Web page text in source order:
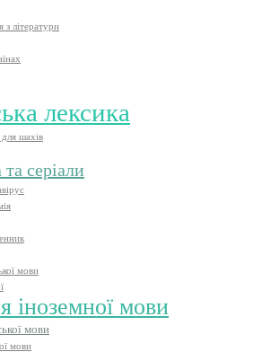
з літератури
лексика
для шахів
та серіали
мови
іноземної мови
мови
мови